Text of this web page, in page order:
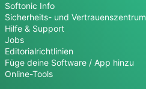
Softonic Info
Sicherheits- und Vertrauenszentrum
Hilfe & Support
Jobs
Editorialrichtlinien
Füge deine Software / App hinzu
Online-Tools